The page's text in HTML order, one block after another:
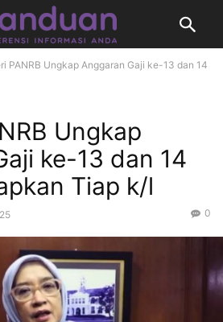
PANRB Ungkap Anggaran Gaji ke-13 dan 14
Ungkap
ke-13 dan 14
Tiap k/l
0